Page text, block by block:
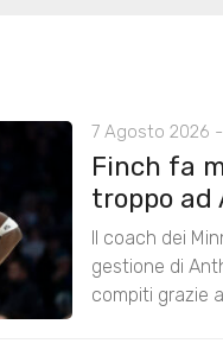
7 Agosto 2026 -
Finch fa
troppo ad
Il coach dei
gestione di
compiti grazie